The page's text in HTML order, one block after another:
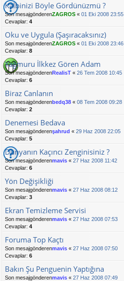
Kalbinizi Böyle Gördünüzmü ?
Son mesajgönderenZAGROS « 01 Eki 2008 23:55
Cevaplar: 4
Oku ve Uygula (Şaşıracaksınız)
Son mesajgönderenZAGROS « 01 Eki 2008 23:46
Cevaplar: 8
Yağmuru İlkkez Gören Adam
Son mesajgönderenRealisT « 26 Tem 2008 10:45
Cevaplar: 6
Biraz Canlanın
Son mesajgönderenbedq38 « 08 Tem 2008 09:28
Cevaplar: 2
Denemesi Bedava
Son mesajgönderenşahrud « 29 Haz 2008 22:05
Cevaplar: 5
Dünyanın Kaçıncı Zenginisiniz ?
Son mesajgönderenmavis « 27 Haz 2008 11:42
Cevaplar: 6
Yön Değişikliği
Son mesajgönderenmavis « 27 Haz 2008 08:12
Cevaplar: 3
Ekran Temizleme Servisi
Son mesajgönderenmavis « 27 Haz 2008 07:53
Cevaplar: 4
Foruma Top Kaçtı
Son mesajgönderenmavis « 27 Haz 2008 07:50
Cevaplar: 6
Bakın Şu Penguenin Yaptığına
Son mesajgönderenmavis « 27 Haz 2008 07:49